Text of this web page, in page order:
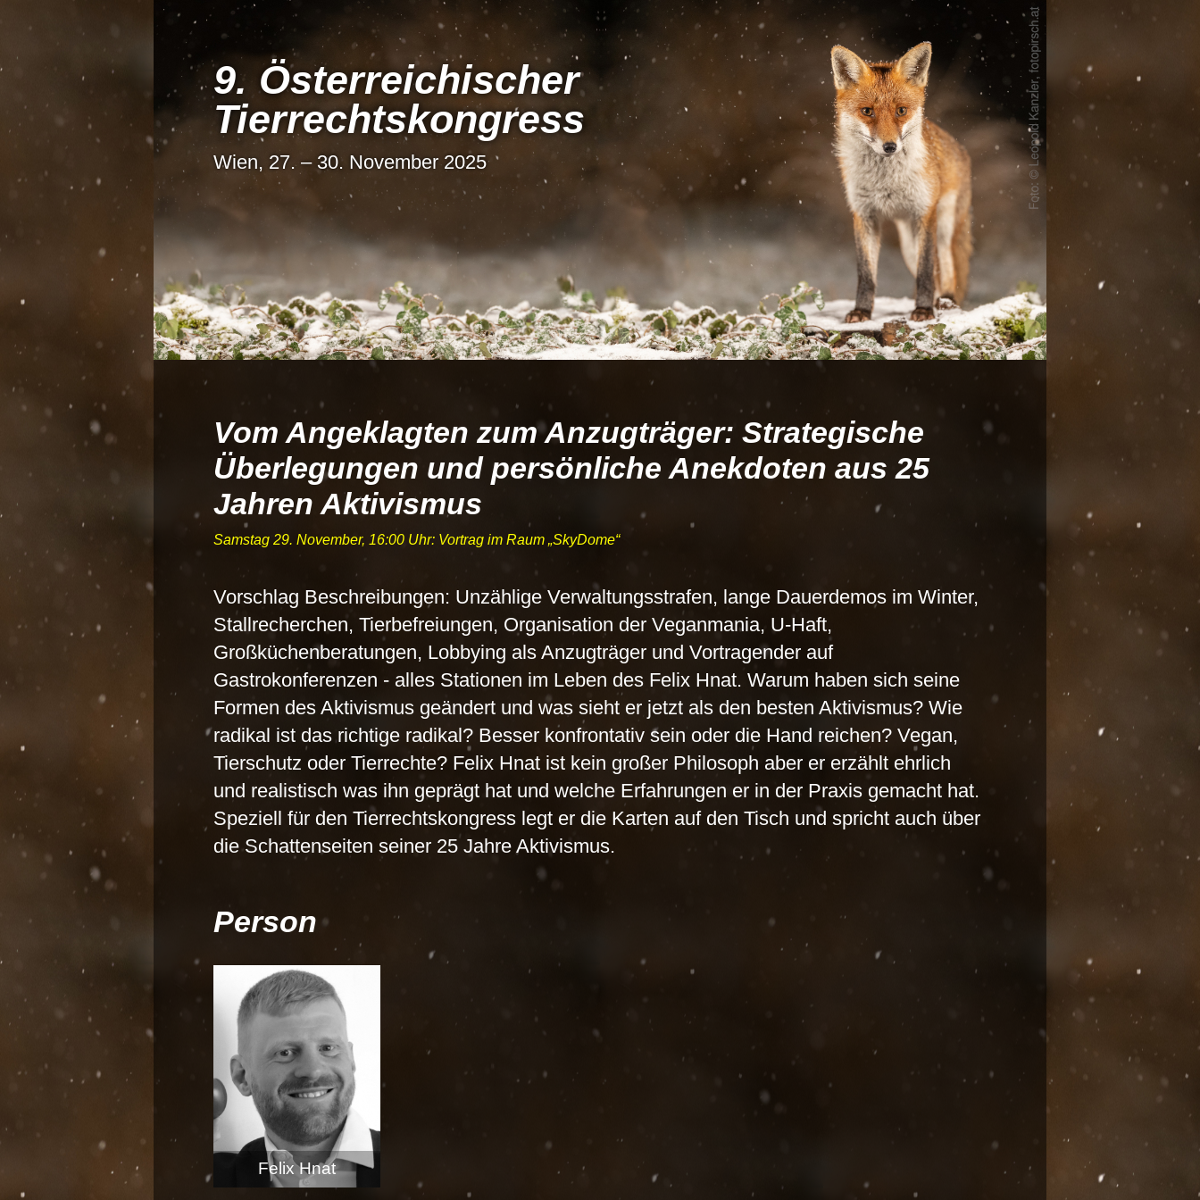
9. Österrei­chi­scher
Tier­rechts­kon­gress
Wien, 27. – 30. November 2025
Vom Angeklagten zum Anzugträger: Strategische
Überlegungen und persönliche Anekdoten aus 25
Jahren Aktivismus
Samstag 29. November, 16:00 Uhr: Vortrag im Raum SkyDome
Vorschlag Beschreibungen: Unzählige Verwaltungsstrafen, lange Dauerdemos im Winter,
Stallrecherchen, Tierbefreiungen, Organisation der Veganmania, U-Haft,
Großküchenberatungen, Lobbying als Anzugträger und Vortragender auf
Gastrokonferenzen - alles Stationen im Leben des Felix Hnat. Warum haben sich seine
Formen des Aktivismus geändert und was sieht er jetzt als den besten Aktivismus? Wie
radikal ist das richtige radikal? Besser konfrontativ sein oder die Hand reichen? Vegan,
Tierschutz oder Tierrechte? Felix Hnat ist kein großer Philosoph aber er erzählt ehrlich
und realistisch was ihn geprägt hat und welche Erfahrungen er in der Praxis gemacht hat.
Speziell für den Tierrechtskongress legt er die Karten auf den Tisch und spricht auch über
die Schattenseiten seiner 25 Jahre Aktivismus.
Person
Felix Hnat